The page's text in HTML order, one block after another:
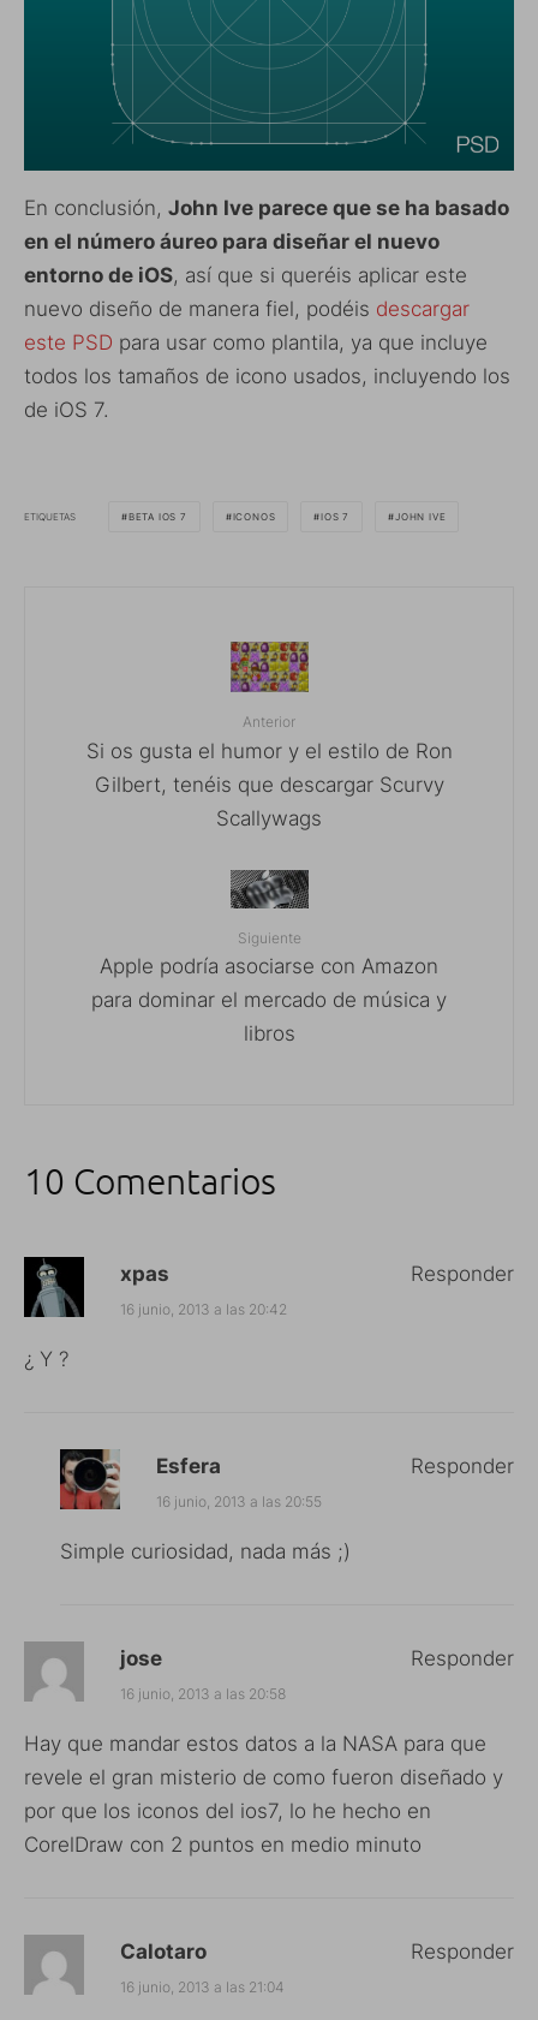
En conclusión, John Ive parece que se ha basado
en el número áureo para diseñar el nuevo
entorno de iOS, así que si queréis aplicar este
nuevo diseño de manera fiel, podéis descargar
este PSD para usar como plantila, ya que incluye
todos los tamaños de icono usados, incluyendo los
de iOS 7.
ETIQUETAS BETA IOS 7 ICONOS IOS 7 JOHN IVE
Anterior
Si os gusta el humor y el estilo de Ron
Gilbert, tenéis que descargar Scurvy
Scallywags
Siguiente
Apple podría asociarse con Amazon
para dominar el mercado de música y
libros
10 Comentarios
xpas
16 junio, 2013 a las 20:42
¿ Y ?
Responder
Esfera
16 junio, 2013 a las 20:55
Simple curiosidad, nada más ;)
Responder
jose
16 junio, 2013 a las 20:58
Hay que mandar estos datos a la NASA para que
revele el gran misterio de como fueron diseñado y
por que los iconos del ios7, lo he hecho en
CorelDraw con 2 puntos en medio minuto
Responder
Calotaro
16 junio, 2013 a las 21:04
Responder